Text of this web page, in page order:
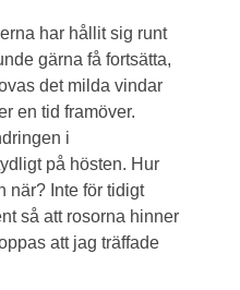
har hållit sig runt
gärna få fortsätta,
det milda vindar
en tid framöver.
i
på hösten. Hur
när? Inte för tidigt
så att rosorna hinner
att jag träffade